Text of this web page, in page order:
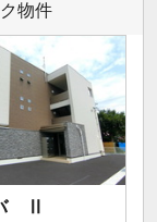
物件
Ⅱ